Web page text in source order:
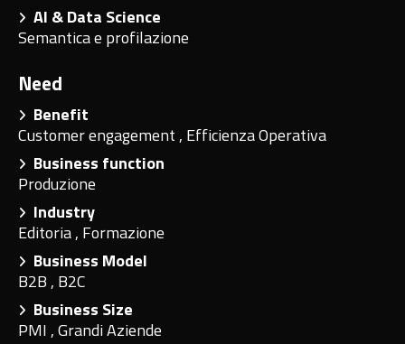
AI & Data Science
Semantica e profilazione
Need
Benefit
Customer engagement , Efficienza Operativa
Business function
Produzione
Industry
Editoria, Formazione
Business Model
B2B , B2C
Business Size
PMI ,Grandi Aziende